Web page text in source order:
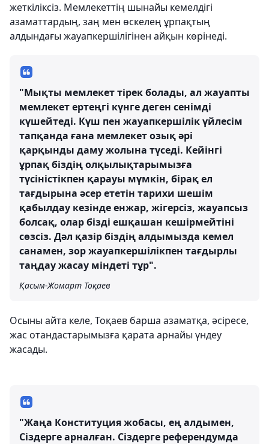
жеткіліксіз. Мемлекеттің шынайы кемелдігі
азаматтардың, заң мен өскелең ұрпақтың
алдындағы жауапкершілігінен айқын көрінеді.
"Мықты мемлекет тірек болады, ал жауапты
мемлекет ертеңгі күнге деген сенімді
күшейтеді. Күш пен жауапкершілік үйлесім
тапқанда ғана мемлекет озық әрі
қарқынды даму жолына түседі. Кейінгі
ұрпақ біздің олқылықтарымызға
түсіністікпен қарауы мүмкін, бірақ ел
тағдырына әсер ететін тарихи шешім
қабылдау кезінде енжар, жігерсіз, жауапсыз
болсақ, олар бізді ешқашан кешірмейтіні
сөзсіз. Дәл қазір біздің алдымызда кемел
санамен, зор жауапкершілікпен тағдырлы
таңдау жасау міндеті тұр".
Қасым-Жомарт Тоқаев
Осыны айта келе, Тоқаев барша азаматқа, әсіресе,
жас отандастарымызға қарата арнайы үндеу
жасады.
"Жаңа Конституция жобасы, ең алдымен,
Сіздерге арналған. Сіздерге референдумда